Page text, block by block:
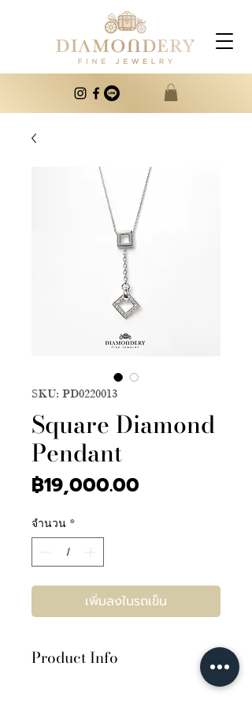
SKU: PD0220013
Square Diamond
Pendant
฿19,000.00
จำนวน *
เพิ่มลงในรถเข็น
Product Info